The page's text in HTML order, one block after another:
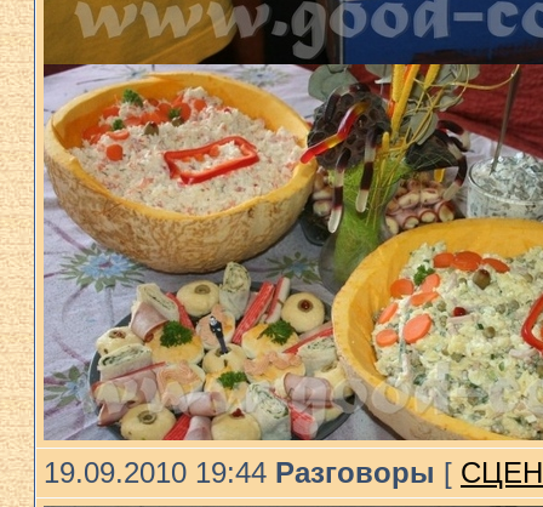
19.09.2010 19:44 Разговоры [